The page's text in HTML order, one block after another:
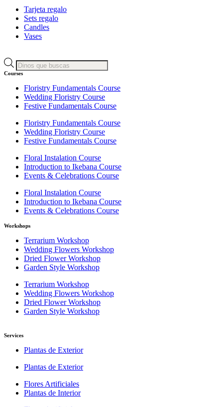
Tarjeta regalo
Sets regalo
Candles
Vases
Búsqueda
de
Courses
Floristry Fundamentals Course
Wedding Floristry Course
Festive Fundamentals Course
Floristry Fundamentals Course
Wedding Floristry Course
Festive Fundamentals Course
Floral Instalation Course
Introduction to Ikebana Course
Events & Celebrations Course
Floral Instalation Course
Introduction to Ikebana Course
Events & Celebrations Course
Workshops
Terrarium Workshop
Wedding Flowers Workshop
Dried Flower Workshop
Garden Style Workshop
Terrarium Workshop
Wedding Flowers Workshop
Dried Flower Workshop
Garden Style Workshop
Services
Plantas de Exterior
Plantas de Exterior
Flores Artificiales
Plantas de Interior